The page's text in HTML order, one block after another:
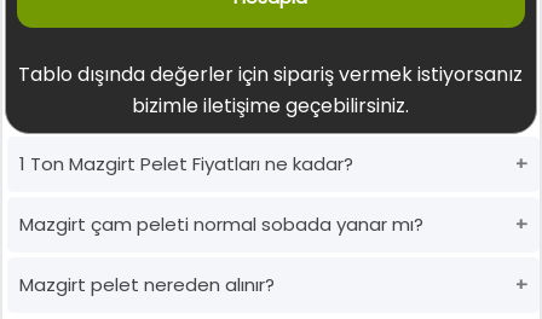
Tablo dışında değerler için sipariş vermek istiyorsanız
bizimle iletişime geçebilirsiniz.
1 Ton Mazgirt Pelet Fiyatları ne kadar?
Mazgirt çam peleti normal sobada yanar mı?
Mazgirt pelet nereden alınır?